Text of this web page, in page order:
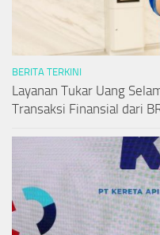
BERITA TERKINI
Layanan Tukar Uang
Transaksi Finansial dari